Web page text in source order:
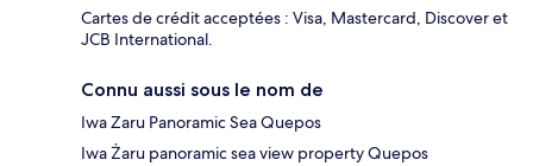
Cartes de crédit acceptées : Visa, Mastercard, Discover et
JCB International.
Connu aussi sous le nom de
Iwa Zaru Panoramic Sea Quepos
Iwa Żaru panoramic sea view property Quepos